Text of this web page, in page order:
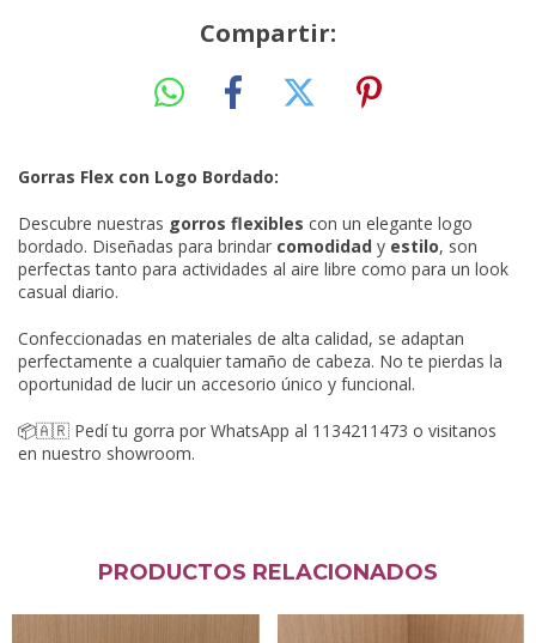
Compartir:
Gorras Flex con Logo Bordado:
Descubre nuestras gorros flexibles con un elegante logo
bordado. Diseñadas para brindar comodidad y estilo, son
perfectas tanto para actividades al aire libre como para un look
casual diario.
Confeccionadas en materiales de alta calidad, se adaptan
perfectamente a cualquier tamaño de cabeza. No te pierdas la
oportunidad de lucir un accesorio único y funcional.
📦🇦🇷 Pedí tu gorra por WhatsApp al 1134211473 o visitanos
en nuestro showroom.
PRODUCTOS RELACIONADOS